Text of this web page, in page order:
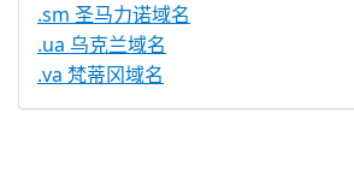
.sm 圣马力诺域名
.ua 乌克兰域名
.va 梵蒂冈域名